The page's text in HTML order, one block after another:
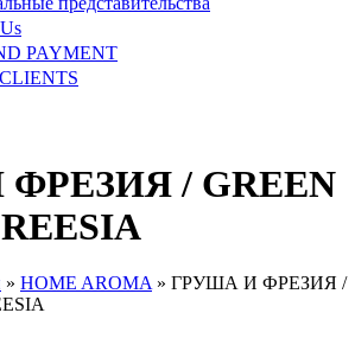
PAYMENT
/ GREEN
» HOME AROMA » ГРУША И ФРЕЗИЯ /